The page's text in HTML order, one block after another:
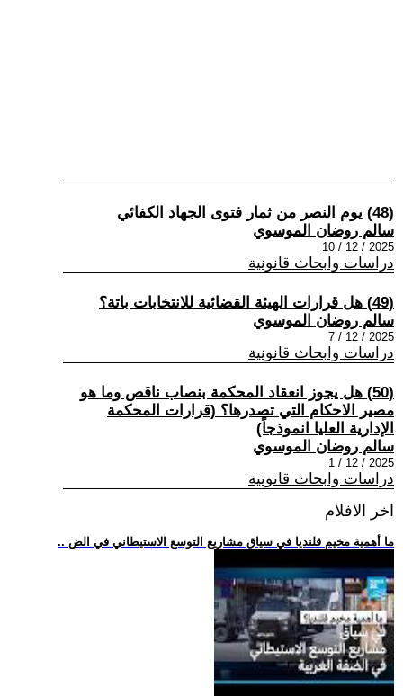
(48) يوم النصر من ثمار فتوى الجهاد الكفائي
سالم روضان الموسوي
2025 / 12 / 10
دراسات وابحاث قانونية
(49) هل قرارات الهيئة القضائية للانتخابات باتة؟
سالم روضان الموسوي
2025 / 12 / 7
دراسات وابحاث قانونية
(50) هل يجوز انعقاد المحكمة بنصاب ناقص وما هو
مصير الاحكام التي تصدرها؟ (قرارات المحكمة
الإدارية العليا انموذجاً)
سالم روضان الموسوي
2025 / 12 / 1
دراسات وابحاث قانونية
اخر الافلام
.. ما أهمية مخيم قلنديا في سياق مشاريع التوسع الاستيطاني في الض